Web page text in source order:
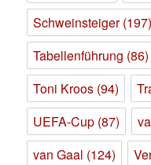
Schweinsteiger(197)
Tabellenführung (86)
Toni Kroos (94)
UEFA-Cup (87)
van Gaal (124)